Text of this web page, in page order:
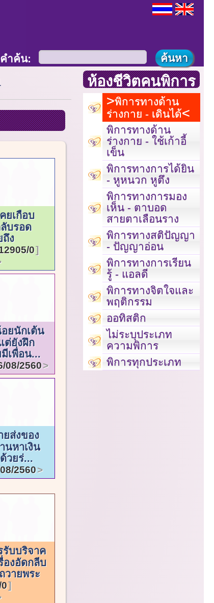
คำค้น:
ยเกือบ
บรอด
ถึง
0
ยนักเต้น
ต่ยังฝึก
เพื่อน...
08/2560
ยส่งของ
นหาเงิน
วยร่...
2560
รับบริจาค
องอัดกลีบ
วายพระ
ห้องชีวิตคนพิการ
พิการทางด้าน
ร่างกาย - เดินได้
พิการทางด้าน
ร่างกาย - ใช้เก้าอี้
เข็น
พิการทางการได้ยิน
- หูหนวก หูตึง
พิการทางการมอง
เห็น - ตาบอด
สายตาเลือนราง
พิการทางสติปัญญา
- ปัญญาอ่อน
พิการทางการเรียน
รู้ - แอลดี
พิการทางจิตใจและ
พฤติกรรม
ออทิสติก
ไม่ระบุประเภท
ความพิการ
พิการทุกประเภท